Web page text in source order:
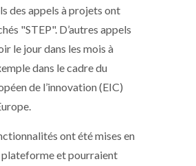
des appels à projets ont
"STEP". D’autres appels
le jour dans les mois à
dans le cadre du
de l’innovation (EIC)
ont été mises en
plateforme et pourraient